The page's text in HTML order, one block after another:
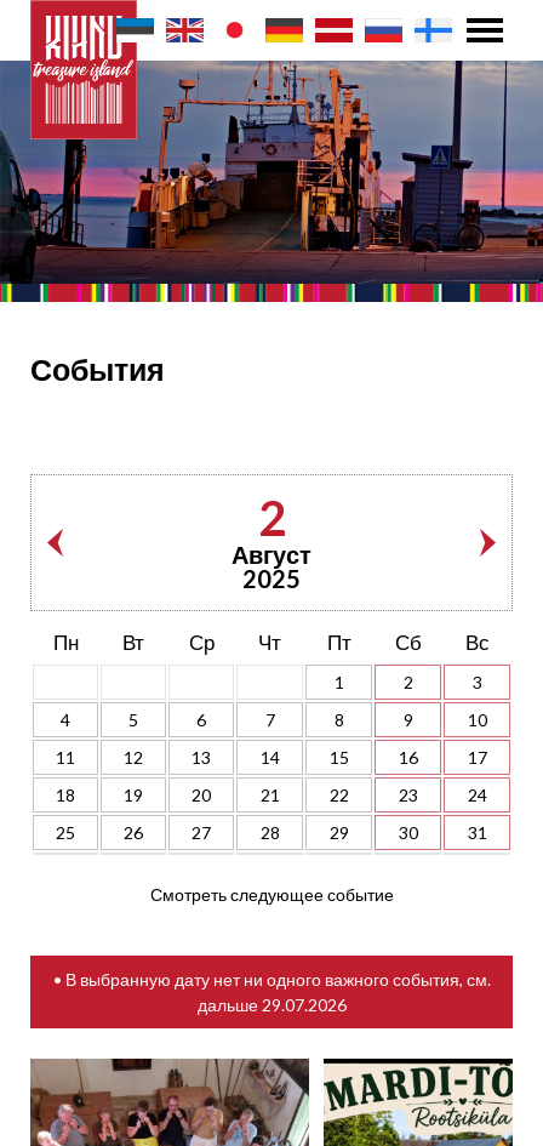
События
2
Август
2025
Пн Вт Ср Чт Пт Сб Вс
1 2
3
4
5 6 7 8 9
10
11
12 13 14 15 16
17
18
19 20 21 22 23
24
25
26 27 28 29 30 31
Смотреть следующее событие
• В выбранную дату нет ни одного важного события, см.
дальше 29.07.2026